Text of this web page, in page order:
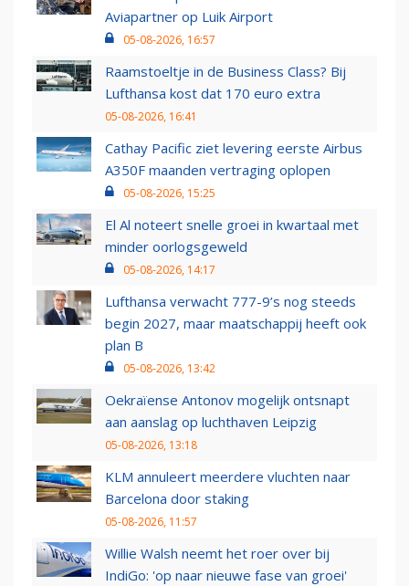
Aviapartner op Luik Airport
05-08-2026, 16:57
Raamstoeltje in de Business Class? Bij
Lufthansa kost dat 170 euro extra
05-08-2026, 16:41
Cathay Pacific ziet levering eerste Airbus
A350F maanden vertraging oplopen
05-08-2026, 15:25
El Al noteert snelle groei in kwartaal met
minder oorlogsgeweld
05-08-2026, 14:17
Lufthansa verwacht 777-9’s nog steeds
begin 2027, maar maatschappij heeft ook
plan B
05-08-2026, 13:42
Oekraïense Antonov mogelijk ontsnapt
aan aanslag op luchthaven Leipzig
05-08-2026, 13:18
KLM annuleert meerdere vluchten naar
Barcelona door staking
05-08-2026, 11:57
Willie Walsh neemt het roer over bij
IndiGo: 'op naar nieuwe fase van groei'